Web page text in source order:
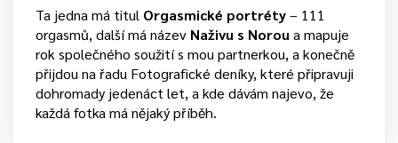
Ta jedna má titul Orgasmické portréty– 111
orgasmů, další má název Naživu s Norou a mapuje
rok společného soužití s mou partnerkou, a konečně
přijdou na řadu Fotografické deníky, které připravuji
dohromady jedenáct let, a kde dávám najevo, že
každá fotka má nějaký příběh.